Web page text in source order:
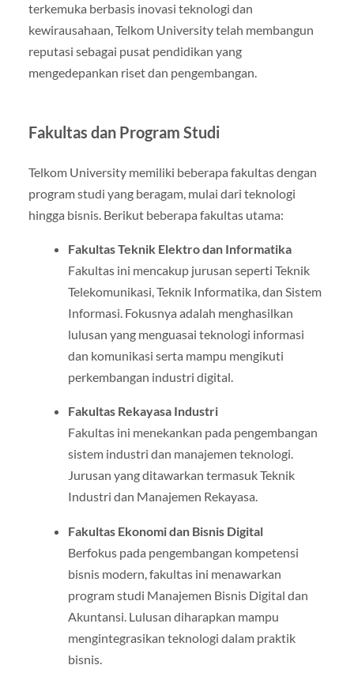
terkemuka berbasis inovasi teknologi dan
kewirausahaan, Telkom University telah membangun
reputasi sebagai pusat pendidikan yang
mengedepankan riset dan pengembangan.
Fakultas dan Program Studi
Telkom University memiliki beberapa fakultas dengan
program studi yang beragam, mulai dari teknologi
hingga bisnis. Berikut beberapa fakultas utama:
Fakultas Teknik Elektro dan Informatika
Fakultas ini mencakup jurusan seperti Teknik
Telekomunikasi, Teknik Informatika, dan Sistem
Informasi. Fokusnya adalah menghasilkan
lulusan yang menguasai teknologi informasi
dan komunikasi serta mampu mengikuti
perkembangan industri digital.
Fakultas Rekayasa Industri
Fakultas ini menekankan pada pengembangan
sistem industri dan manajemen teknologi.
Jurusan yang ditawarkan termasuk Teknik
Industri dan Manajemen Rekayasa.
Fakultas Ekonomi dan Bisnis Digital
Berfokus pada pengembangan kompetensi
bisnis modern, fakultas ini menawarkan
program studi Manajemen Bisnis Digital dan
Akuntansi. Lulusan diharapkan mampu
mengintegrasikan teknologi dalam praktik
bisnis.